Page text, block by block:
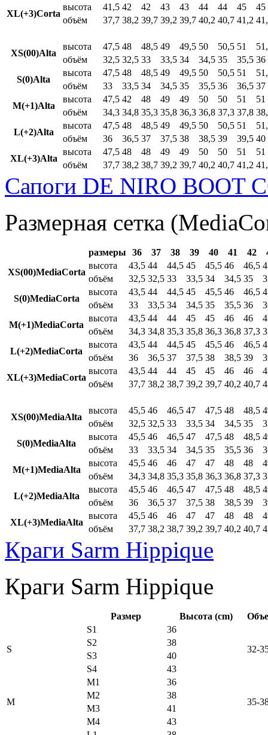
XL(+3)Corta
высота 41,5 42 42 43 43 44 44 45
45
объём
37,7 38,2 39,7 39,2 39,7 40,2 40,7 41,2
XS(00)Alta
высота 47,5 48 48,5 49 49,5 50 50,5 51
объём
32,5 32,5 33 33,5 34 34,5 35 35,5 36
S(0)Alta
высота 47,5 48 48,5 49 49,5 50 50,5 51
объём
33 33,5 34 34,5 35 35,5 36 36,5 37
M(+1)Alta
высота 47,5 42 48 49 49 50 50 51
51
объём
34,3 34,8 35,3 35,8 36,3 36,8 37,3 37,8
L(+2)Alta
высота 47,5 48 48,5 49 49,5 50 50,5 51
объём
36 36,5 37 37,5 38 38,5 39 39,5 40
XL(+3)Alta
высота 47,5 48 48 49 49 50 50 51
51
объём
37,7 38,2 38,7 39,2 39,7 40,2 40,7 41,2
Сапоги DE NIRO BOOT
Размерная сетка
размеры 36 37 38 39 40 41 42
XS(00)MediaCorta
высота 43,5 44 44,5 45 45,5 46 46,5
объём
32,5 32,5 33 33,5 34 34,5 35
S(0)MediaCorta
высота 43,5 44 44,5 45 45,5 46 46,5
объём
33 33,5 34 34,5 35 35,5 36
M(+1)MediaCorta
высота 43,5 44 44 45 45 46 46
объём
34,3 34,8 35,3 35,8 36,3 36,8 37,3
L(+2)MediaCorta
высота 43,5 44 44,5 45 45,5 46 46,5
объём
36 36,5 37 37,5 38 38,5 39
XL(+3)MediaCorta
высота 43,5 44 44 45 45 46 46
объём
37,7 38,2 38,7 39,2 39,7 40,2 40,7
XS(00)MediaAlta
высота 45,5 46 46,5 47 47,5 48 48,5
объём
32,5 32,5 33 33,5 34 34,5 35
S(0)MediaAlta
высота 45,5 46 46,5 47 47,5 48 48,5
объём
33 33,5 34 34,5 35 35,5 36
M(+1)MediaAlta
высота 45,5 46 46 47 47 48 48
объём
34,3 34,8 35,3 35,8 36,3 36,8 37,3
L(+2)MediaAlta
высота 45,5 46 46,5 47 47,5 48 48,5
объём
36 36,5 37 37,5 38 38,5 39
XL(+3)MediaAlta
высота 45,5 46 46 47 47 48 48
объём
37,7 38,2 38,7 39,2 39,7 40,2 40,7
Краги Sarm Hippique
Краги Sarm Hippique
Размер Высота (cm)
S
S1
36
32-
S2
38
S3
40
S4
43
M
M1
36
35-
M2
38
M3
41
M4
43